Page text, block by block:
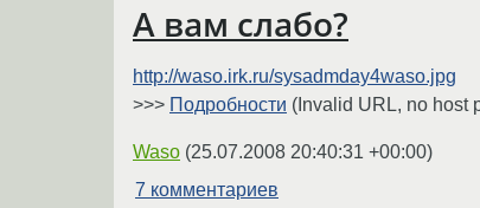
А вам слабо?
http://waso.irk.ru/sysadmday4waso.jpg
>>> Подробности (Invalid URL, no host
Waso (25.07.2008 20:40:31 +00:00)
7 комментариев